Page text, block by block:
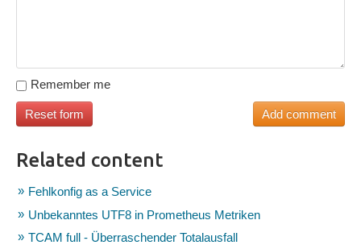
Remember me
Related content
Fehlkonfig as a Service
Unbekanntes UTF8 in Prometheus Metriken
TCAM full - Überraschender Totalausfall